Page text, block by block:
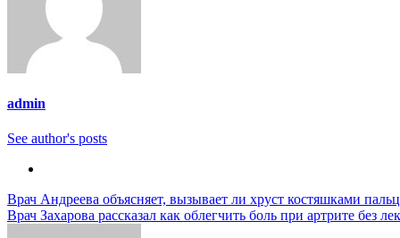
admin
See author's posts
Навигация
по
Врач Андреева объясняет, вызывает ли хруст костяшками
Врач Захарова рассказал как облегчить боль при артрите без